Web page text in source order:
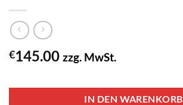
€145.00 zzg. MwSt.
IN DEN WARENKORB